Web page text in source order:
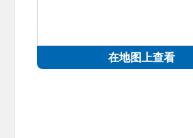
在地图上查看